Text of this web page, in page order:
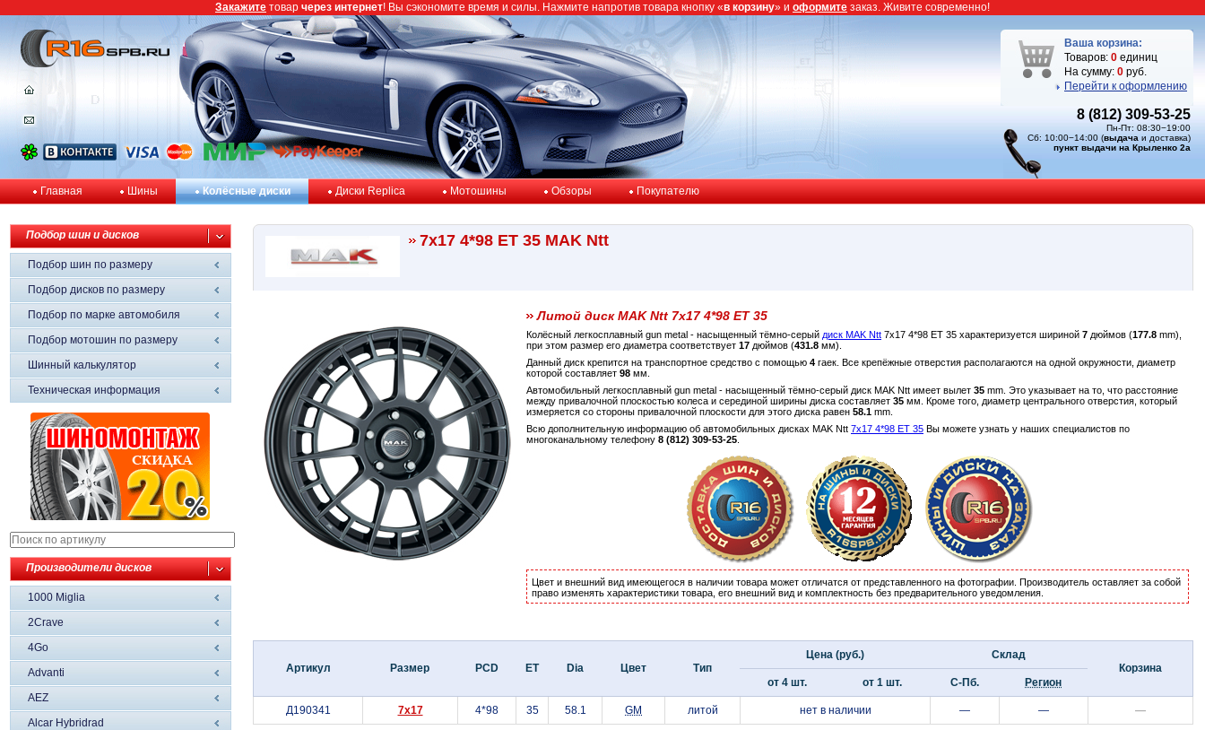
Ваша корзина:
Товаров: 0 единиц
На сумму: 0 руб.
Перейти к оформлению
8 (812) 309-53-25
Пн-Пт: 08:30−19:00
Сб: 10:00−14:00 (выдача и доставка)
пункт выдачи на Крыленко 2а
Главная Шины Колёсные диски Диски Replica Мотошины Обзоры Покупателю
Подбор шин и дисков
Подбор шин по размеру
Подбор дисков по размеру
Подбор по марке автомобиля
Подбор мотошин по размеру
Шинный калькулятор
Техническая информация
Производители дисков
1000 Miglia
2Crave
4Go
Advanti
AEZ
Alcar Hybridrad
7x17 4*98 ET 35 MAK Ntt
Литой диск MAK Ntt 7x17 4*98 ET 35
Колёсный легкосплавный gun metal - насыщенный тёмно-серый диск MAK Ntt 7x17 4*98 ET 35 характеризуется шириной 7 дюймов (177.8 mm),
при этом размер его диаметра соответствует 17 дюймов (431.8 мм).
Данный диск крепится на транспортное средство с помощью 4 гаек. Все крепёжные отверстия располагаются на одной окружности, диаметр
которой составляет 98 мм.
Автомобильный легкосплавный gun metal - насыщенный тёмно-серый диск MAK Ntt имеет вылет 35 mm. Это указывает на то, что расстояние
между привалочной плоскостью колеса и серединой ширины диска составляет 35 мм. Кроме того, диаметр центрального отверстия, который
измеряется со стороны привалочной плоскости для этого диска равен 58.1 mm.
Всю дополнительную информацию об автомобильных дисках MAK Ntt 7x17 4*98 ET 35 Вы можете узнать у наших специалистов по
многоканальному телефону 8 (812) 309-53-25
Цвет и внешний вид имеющегося в наличии товара может отличатся от представленного на фотографии. Производитель оставляет за собой
право изменять характеристики товара, его внешний вид и комплектность без предварительного уведомления.
Артикул Размер PCD ET Dia Цвет Тип
Цена (руб.)
Склад
Корзина
от 4 шт.
от 1 шт. С-Пб. Регион
Д190341 7x17 4*98 35 58.1 GM литой нет в наличии — — —
Закажите товар через интернет! Вы сэкономите время и силы. Нажмите напротив товара кнопку «в корзину» и оформите заказ. Живите современно!